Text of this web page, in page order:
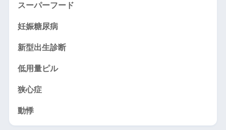
スーパーフード
妊娠糖尿病
新型出生診断
低用量ピル
狭心症
動悸